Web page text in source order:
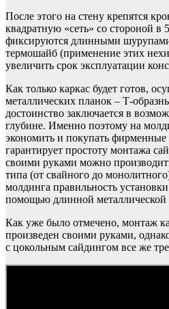
После этого на стену крепятся
квадратную «сеть» со стороной
фиксируются длинными
термошайб (применение этих
увеличить срок эксплуатации
Как только каркас будет готов,
металлических планок – Т-
достоинство заключается в
глубине. Именно поэтому на
экономить и покупать фирменные
гарантирует простоту монтажа
своими руками можно
типа (от свайного до
молдинга правильность
помощью длинной металлической
Как уже было отмечено, монтаж
произведен своими руками,
с цокольным сайдингом все же